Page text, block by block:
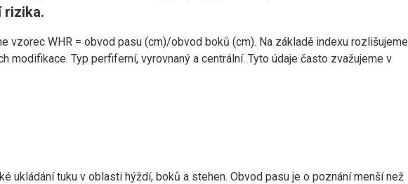
rizika.
vzorec WHR = obvod pasu (cm)/obvod boků (cm). Na základě indexu rozlišujeme
modifikace. Typ perfiferní, vyrovnaný a centrální. Tyto údaje často zvažujeme v
ukládání tuku v oblasti hýždí, boků a stehen. Obvod pasu je o poznání menší než